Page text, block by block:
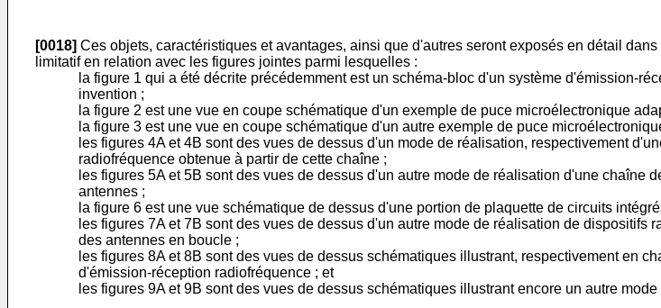
[0018] Ces objets, caractéristiques et avantages, ainsi que d'autres seront exposés en détail
limitatif en relation avec les figures jointes parmi lesquelles :
la figure 1 qui a été décrite précédemment est un schéma-bloc d'un système d'émission-
invention ;
la figure 2 est une vue en coupe schématique d'un exemple de puce microélectronique
la figure 3 est une vue en coupe schématique d'un autre exemple de puce
les figures 4A et 4B sont des vues de dessus d'un mode de réalisation, respectivement
radiofréquence obtenue à partir de cette chaîne ;
les figures 5A et 5B sont des vues de dessus d'un autre mode de réalisation d'une chaîne
antennes ;
la figure 6 est une vue schématique de dessus d'une portion de plaquette de circuits
les figures 7A et 7B sont des vues de dessus d'un autre mode de réalisation de
des antennes en boucle ;
les figures 8A et 8B sont des vues de dessus schématiques illustrant, respectivement en
d'émission-réception radiofréquence ; et
les figures 9A et 9B sont des vues de dessus schématiques illustrant encore un autre